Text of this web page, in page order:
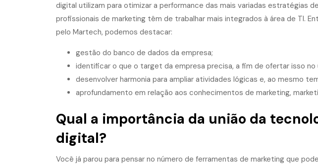
digital utilizam para otimizar a performance das mais variadas estratégias
profissionais de marketing têm de trabalhar mais integrados à área de TI.
pelo Martech, podemos destacar:
gestão do banco de dados da empresa;
identificar o que o target da empresa precisa, a fim de ofertar isso
desenvolver harmonia para ampliar atividades lógicas e, ao mesmo
aprofundamento em relação aos conhecimentos de marketing,
Qual a importância da união da
digital?
Você já parou para pensar no número de ferramentas de marketing que